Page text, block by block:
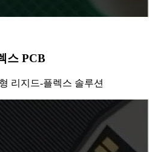
스 PCB
리지드-플렉스 솔루션